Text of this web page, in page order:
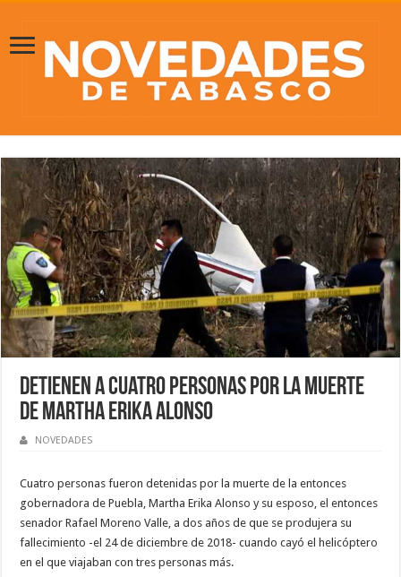
Detienen a cuatro personas por la muerte
de Martha Erika Alonso
NOVEDADES
Cuatro personas fueron detenidas por la muerte de la entonces
gobernadora de Puebla, Martha Erika Alonso y su esposo, el entonces
senador Rafael Moreno Valle, a dos años de que se produjera su
fallecimiento -el 24 de diciembre de 2018- cuando cayó el helicóptero
en el que viajaban con tres personas más.